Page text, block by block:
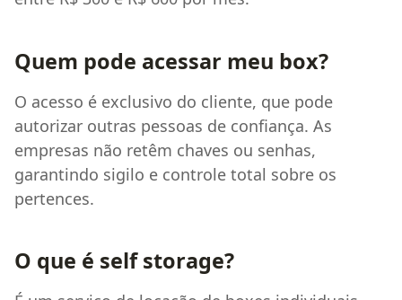
Quem pode acessar meu box?
O acesso é exclusivo do cliente, que pode
autorizar outras pessoas de confiança. As
empresas não retêm chaves ou senhas,
garantindo sigilo e controle total sobre os
pertences.
O que é self storage?